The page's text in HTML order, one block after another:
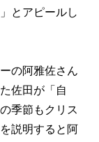
とアピールし
の阿雅佐さん
佐田が「自
季節もクリス
説明すると阿